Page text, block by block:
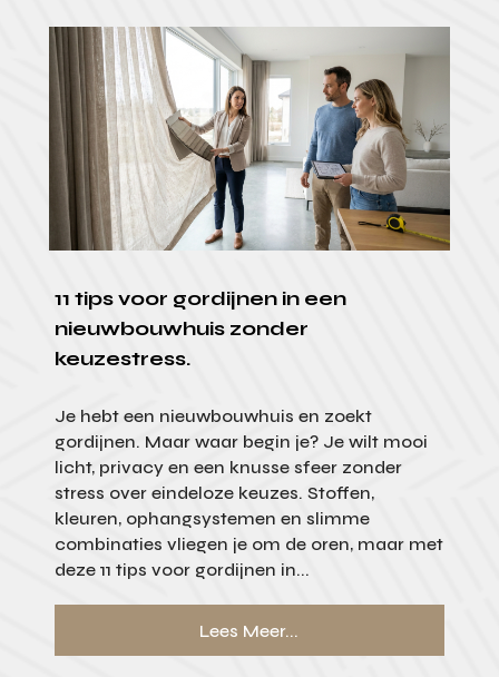
11 tips voor gordijnen in een
nieuwbouwhuis zonder
keuzestress.
Je hebt een nieuwbouwhuis en zoekt
gordijnen. Maar waar begin je? Je wilt mooi
licht, privacy en een knusse sfeer zonder
stress over eindeloze keuzes. Stoffen,
kleuren, ophangsystemen en slimme
combinaties vliegen je om de oren, maar met
deze 11 tips voor gordijnen in...
Lees Meer...